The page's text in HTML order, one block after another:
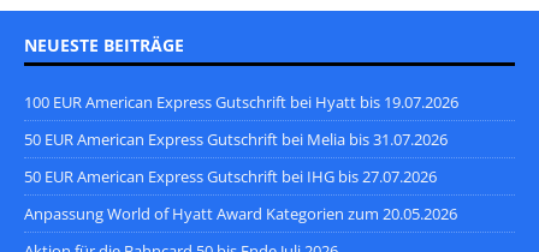
NEUESTE BEITRÄGE
100 EUR American Express Gutschrift bei Hyatt bis 19.07.2026
50 EUR American Express Gutschrift bei Melia bis 31.07.2026
50 EUR American Express Gutschrift bei IHG bis 27.07.2026
Anpassung World of Hyatt Award Kategorien zum 20.05.2026